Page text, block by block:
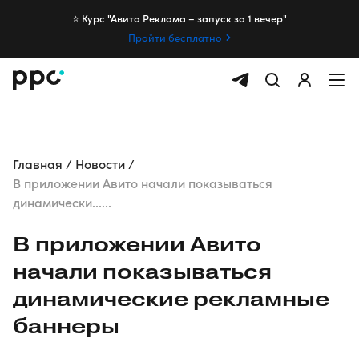
⭐️ Курс "Авито Реклама – запуск за 1 вечер"
Пройти бесплатно
Главная
Новости
В приложении Авито начали показываться
динамически......
В приложении Авито
начали показываться
динамические рекламные
баннеры